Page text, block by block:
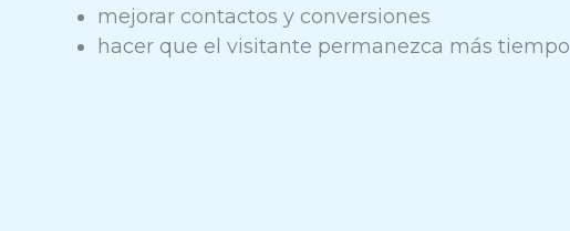
mejorar contactos y conversiones
hacer que el visitante permanezca más tiempo